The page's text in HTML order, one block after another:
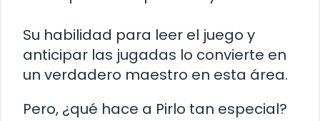
Su habilidad para leer el juego y
anticipar las jugadas lo convierte en
un verdadero maestro en esta área.
Pero, ¿qué hace a Pirlo tan especial?